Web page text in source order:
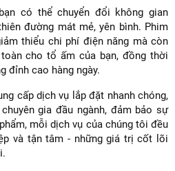
có thể chuyển đổi không gian
đường mát mẻ, yên bình. Phim
thiểu chi phí điện năng mà còn
cho tổ ấm của bạn, đồng thời
đỉnh cao hàng ngày.
cấp dịch vụ lắp đặt nhanh chóng,
gia đầu ngành, đảm bảo sự
mỗi dịch vụ của chúng tôi đều
và tận tâm - những giá trị cốt lõi